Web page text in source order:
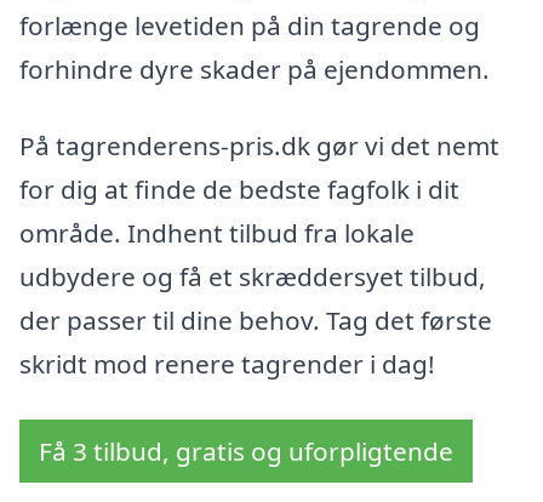
forlænge levetiden på din tagrende og
forhindre dyre skader på ejendommen.
På tagrenderens-pris.dk gør vi det nemt
for dig at finde de bedste fagfolk i dit
område. Indhent tilbud fra lokale
udbydere og få et skræddersyet tilbud,
der passer til dine behov. Tag det første
skridt mod renere tagrender i dag!
Få 3 tilbud, gratis og uforpligtende